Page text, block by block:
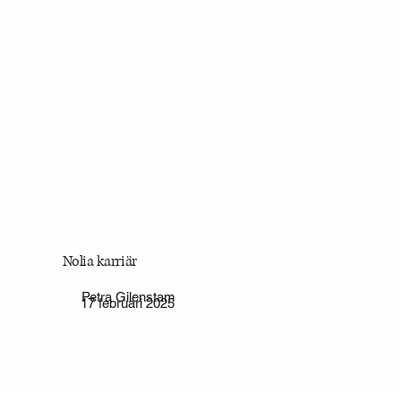
Nolia karriär
Petra Gilenstam
17 februari 2025